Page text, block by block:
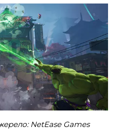
NetEase Games